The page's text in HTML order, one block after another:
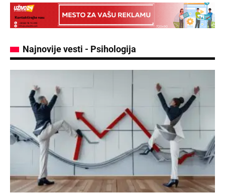
Najnovije vesti - Psihologija